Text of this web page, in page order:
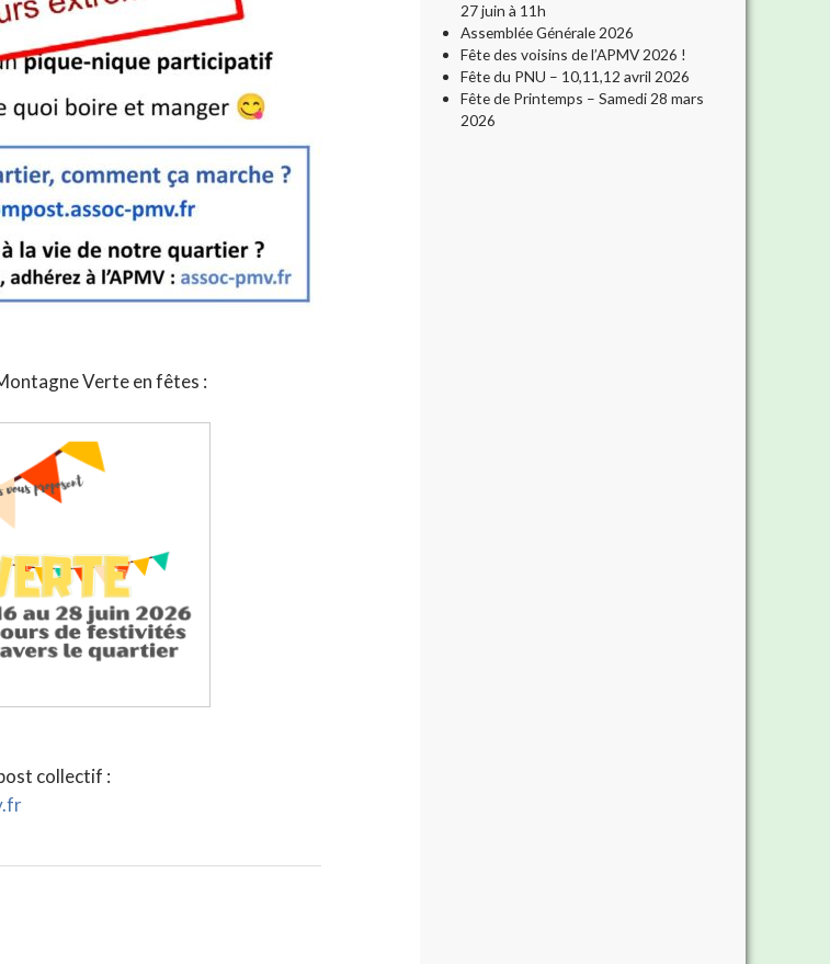
Verte en fêtes :
collectif :
27 juin à 11h
Assemblée Générale 2026
Fête des voisins de l’APMV 2026 !
Fête du PNU – 10,11,12 avril 2026
Fête de Printemps – Samedi 28 mars
2026